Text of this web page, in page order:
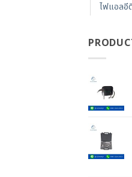
ไฟแอลอี